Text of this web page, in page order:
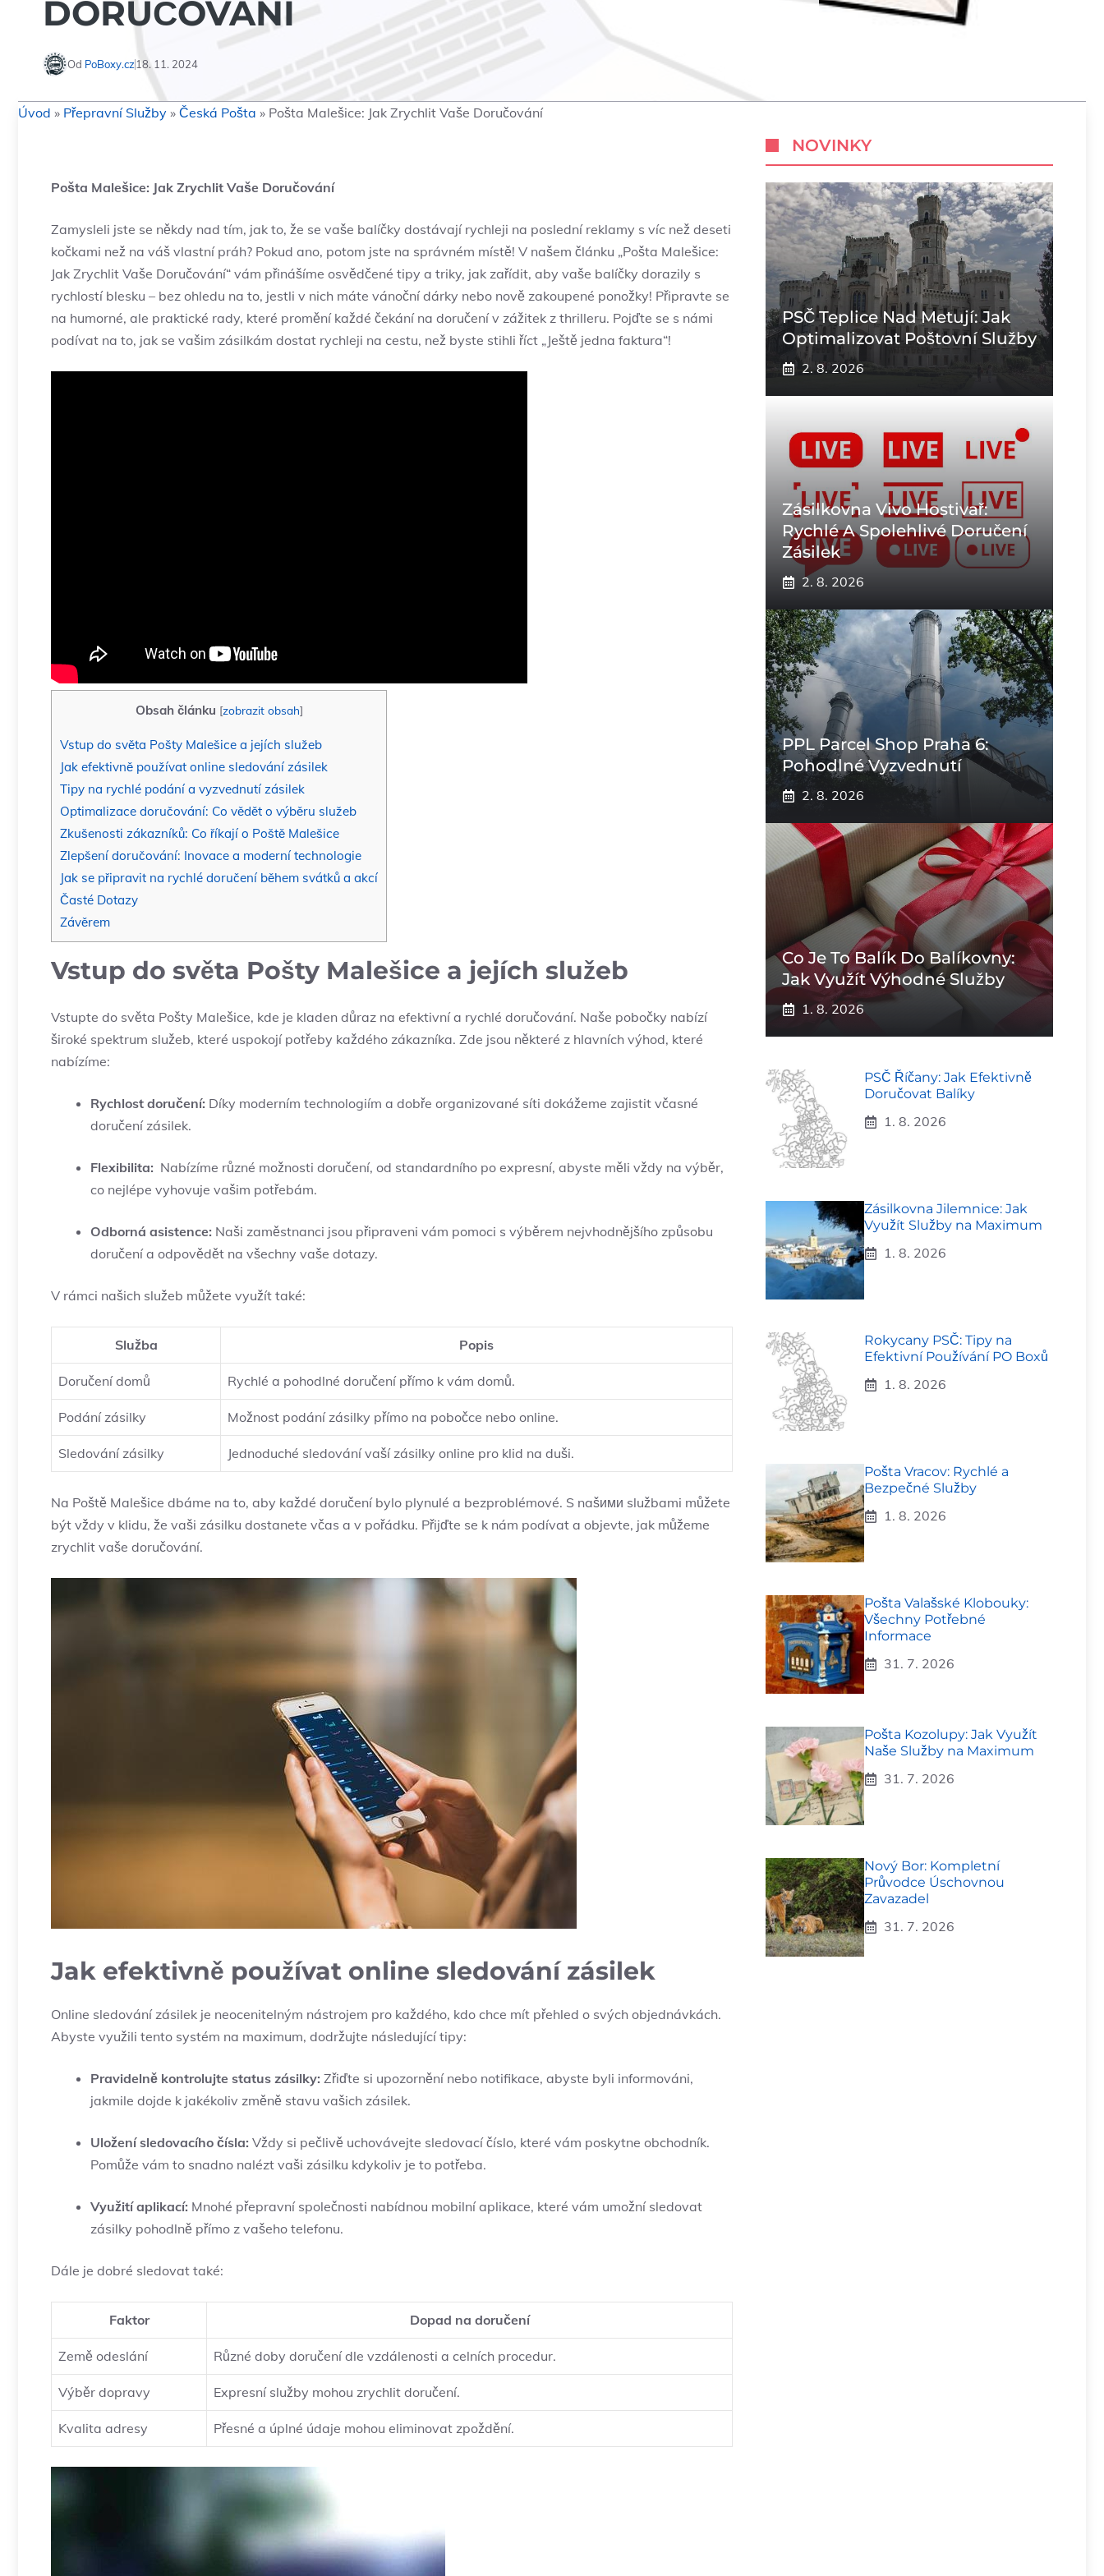
DORUČOVÁNÍ
Od PoBoxy.cz 18. 11. 2024
Úvod » Přepravní Služby » Česká Pošta » Pošta Malešice: Jak Zrychlit Vaše Doručování
Pošta Malešice: Jak Zrychlit Vaše ​Doručování
Zamysleli jste se někdy nad tím, jak⁣ to, že⁣ se⁢ vaše balíčky dostávají rychleji na poslední⁣ reklamy s víc než deseti
kočkami⁣ než na váš vlastní práh?⁤ Pokud ano, ​potom jste na správném místě! V našem článku „Pošta Malešice:
⁤Jak​ Zrychlit Vaše Doručování“ vám ​přinášíme osvědčené tipy a triky, jak ‍zařídit, aby vaše balíčky​ dorazily s
⁣rychlostí blesku ⁤– bez ohledu na to, ⁤jestli v nich máte vánoční dárky nebo​ nově zakoupené ponožky! Připravte se
na humorné, ale praktické rady, které promění každé čekání na doručení v zážitek‌ z thrilleru. Pojďte se s námi⁣
podívat na​ to, jak se vašim zásilkám dostat rychleji na cestu, než​ byste stihli říct „Ještě jedna faktura“!
Obsah článku [zobrazit obsah]
Vstup do světa Pošty Malešice a jejích služeb
Jak efektivně používat online sledování zásilek
Tipy na rychlé podání a vyzvednutí zásilek
Optimalizace doručování:⁣ Co vědět o výběru ​služeb
Zkušenosti zákazníků: Co říkají o Poště Malešice
Zlepšení⁤ doručování: Inovace a ​moderní technologie
Jak se připravit na rychlé doručení během svátků a ‍akcí
Časté Dotazy
Závěrem
Vstup do světa Pošty Malešice a jejích služeb
Vstupte do světa Pošty Malešice, kde⁣ je kladen důraz na efektivní a ‍rychlé doručování. Naše pobočky nabízí
široké spektrum služeb, které uspokojí ⁢potřeby ⁣každého zákazníka. Zde jsou některé z hlavních výhod, které
‌nabízíme:
Rychlost doručení: ⁤Díky moderním technologiím⁣ a‍ dobře organizované síti dokážeme zajistit včasné
doručení ⁢zásilek.
Flexibilita: ⁢ Nabízíme různé možnosti doručení, od standardního po ⁤expresní, abyste​ měli vždy na výběr,
co nejlépe ⁣vyhovuje vašim potřebám.
Odborná​ asistence: ⁢Naši zaměstnanci jsou připraveni vám pomoci s výběrem nejvhodnějšího způsobu
doručení a odpovědět ​na všechny vaše dotazy.
V rámci našich služeb můžete využít také:
Služba Popis
Doručení ‌domů Rychlé a pohodlné​ doručení přímo k vám ​domů.
Podání zásilky Možnost podání zásilky přímo na pobočce nebo online.
Sledování⁢ zásilky Jednoduché sledování vaší zásilky ​online‌ pro⁤ klid na duši.
Na Poště ​Malešice dbáme na to, aby každé doručení bylo plynulé a ⁢bezproblémové. ​S našими službami⁢ můžete
být vždy v klidu, že vaši zásilku dostanete‍ včas a v‍ pořádku. Přijďte se k nám‌ podívat a objevte, jak můžeme
zrychlit vaše doručování.
Jak efektivně používat online sledování zásilek
Online sledování zásilek je neocenitelným nástrojem pro každého, kdo chce mít přehled o svých objednávkách.
‌Abyste využili tento systém na⁤ maximum, dodržujte následující tipy:
Pravidelně ‍kontrolujte status zásilky: Zřiďte si upozornění nebo notifikace, abyste​ byli ​informováni,
jakmile dojde k jakékoliv změně stavu vašich zásilek.
Uložení sledovacího čísla: Vždy si pečlivě uchovávejte sledovací ‍číslo, které‌ vám poskytne obchodník.
Pomůže vám to snadno nalézt vaši zásilku kdykoliv je‌ to potřeba.
Využití aplikací: Mnohé přepravní společnosti nabídnou mobilní aplikace,‍ které vám ⁤umožní sledovat
zásilky pohodlně přímo z vašeho telefonu.
Dále je dobré sledovat také:
Faktor Dopad na doručení
Země odeslání Různé doby doručení ⁣dle vzdálenosti a celních procedur.
Výběr dopravy Expresní služby mohou zrychlit doručení.
Kvalita adresy Přesné a úplné údaje mohou eliminovat‌ zpoždění.
NOVINKY
PSČ Teplice Nad Metují: Jak
Optimalizovat Poštovní Služby
2. 8. 2026
Zásilkovna Vivo Hostivař:
Rychlé A Spolehlivé Doručení
Zásilek
2. 8. 2026
PPL Parcel Shop Praha 6:
Pohodlné Vyzvednutí
2. 8. 2026
Co Je To Balík Do Balíkovny:
Jak Využít Výhodné Služby
1. 8. 2026
PSČ Říčany: Jak Efektivně
Doručovat Balíky
1. 8. 2026
Zásilkovna Jilemnice: Jak
Využít Služby na Maximum
1. 8. 2026
Rokycany PSČ: Tipy na
Efektivní Používání PO Boxů
1. 8. 2026
Pošta Vracov: Rychlé a
Bezpečné Služby
1. 8. 2026
Pošta Valašské Klobouky:
Všechny Potřebné
Informace
31. 7. 2026
Pošta Kozolupy: Jak Využít
Naše Služby na Maximum
31. 7. 2026
Nový Bor: Kompletní
Průvodce Úschovnou
Zavazadel
31. 7. 2026